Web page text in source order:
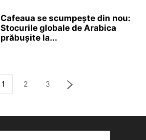
Cafeaua se scumpește din nou:
Stocurile globale de Arabica
prăbușite la...
1 2 3